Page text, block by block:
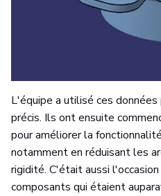
L'équipe a utilisé ces
précis. Ils ont ensuite
pour améliorer la
notamment en réduisant les
rigidité. C'était aussi
composants qui étaient